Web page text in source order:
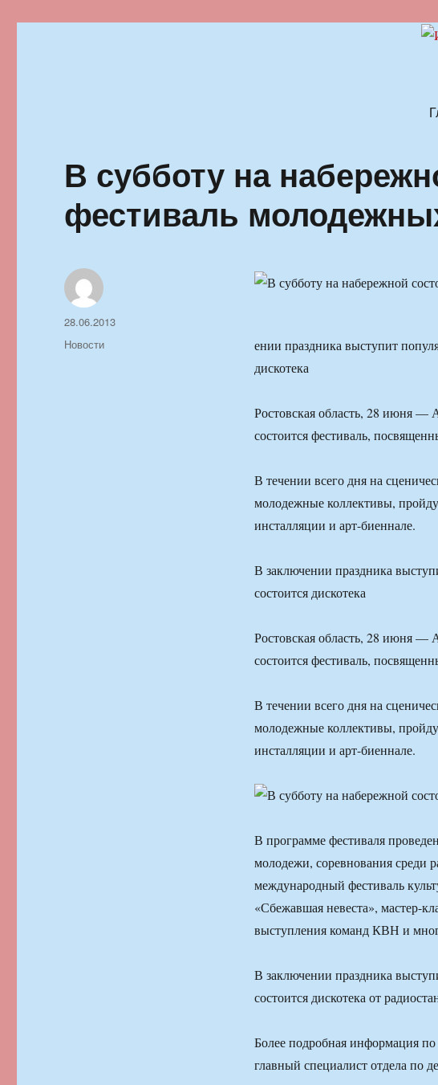
В субботу на
фестиваль
ении праздника выступит
дискотека
Ростовская область, 28 июня —
состоится фестиваль,
В течении всего дня на
молодежные коллективы,
инсталляции и арт-биеннале.
В заключении праздника
состоится дискотека
Ростовская область, 28 июня —
состоится фестиваль,
В течении всего дня на
молодежные коллективы,
инсталляции и арт-биеннале.
В программе фестиваля
молодежи, соревнования
международный фестиваль
«Сбежавшая невеста», мастер-
выступления команд КВН и
В заключении праздника
состоится дискотека от
Более подробная информация
главный специалист отдела по
Автор
Опубликовано
28.06.2013
Рубрики
Новости